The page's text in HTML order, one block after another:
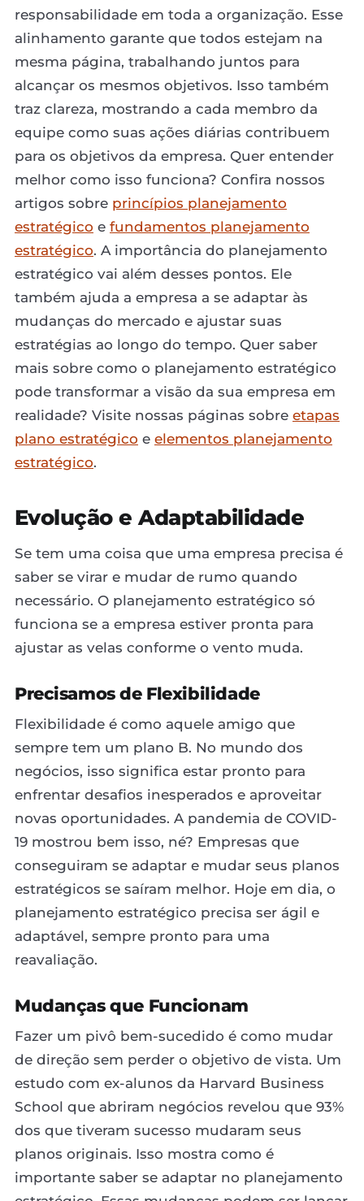
responsabilidade em toda a organização. Esse
alinhamento garante que todos estejam na
mesma página, trabalhando juntos para
alcançar os mesmos objetivos. Isso também
traz clareza, mostrando a cada membro da
equipe como suas ações diárias contribuem
para os objetivos da empresa. Quer entender
melhor como isso funciona? Confira nossos
artigos sobre princípios planejamento
estratégico e fundamentos planejamento
estratégico. A importância do planejamento
estratégico vai além desses pontos. Ele
também ajuda a empresa a se adaptar às
mudanças do mercado e ajustar suas
estratégias ao longo do tempo. Quer saber
mais sobre como o planejamento estratégico
pode transformar a visão da sua empresa em
realidade? Visite nossas páginas sobre etapas
plano estratégico e elementos planejamento
estratégico.
Evolução e Adaptabilidade
Se tem uma coisa que uma empresa precisa é
saber se virar e mudar de rumo quando
necessário. O planejamento estratégico só
funciona se a empresa estiver pronta para
ajustar as velas conforme o vento muda.
Precisamos de Flexibilidade
Flexibilidade é como aquele amigo que
sempre tem um plano B. No mundo dos
negócios, isso significa estar pronto para
enfrentar desafios inesperados e aproveitar
novas oportunidades. A pandemia de COVID-
19 mostrou bem isso, né? Empresas que
conseguiram se adaptar e mudar seus planos
estratégicos se saíram melhor. Hoje em dia, o
planejamento estratégico precisa ser ágil e
adaptável, sempre pronto para uma
reavaliação.
Mudanças que Funcionam
Fazer um pivô bem-sucedido é como mudar
de direção sem perder o objetivo de vista. Um
estudo com ex-alunos da Harvard Business
School que abriram negócios revelou que 93%
dos que tiveram sucesso mudaram seus
planos originais. Isso mostra como é
importante saber se adaptar no planejamento